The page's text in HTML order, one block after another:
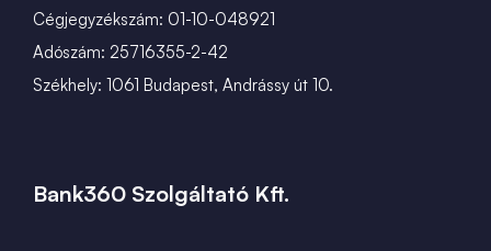
Cégjegyzékszám: 01-10-048921
Adószám: 25716355-2-42
Székhely: 1061 Budapest, Andrássy út 10.
Bank360 Szolgáltató Kft.